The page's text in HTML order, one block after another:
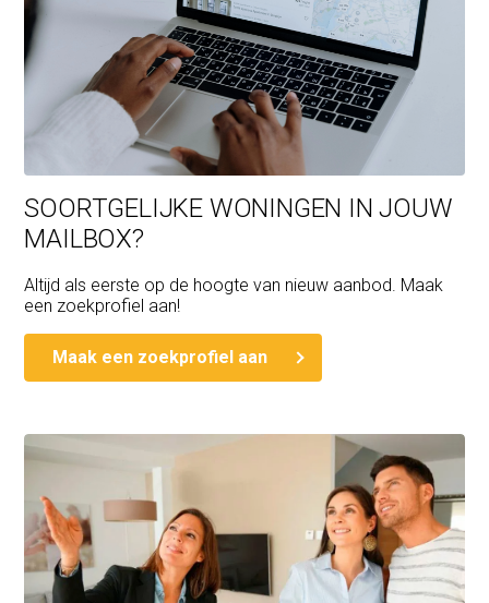
SOORTGELIJKE WONINGEN IN JOUW
MAILBOX?
Altijd als eerste op de hoogte van nieuw aanbod. Maak
een zoekprofiel aan!
Maak een zoekprofiel aan